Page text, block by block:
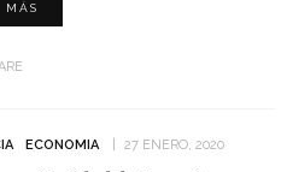
MÁS
ECONOMIA 27 ENERO, 2020